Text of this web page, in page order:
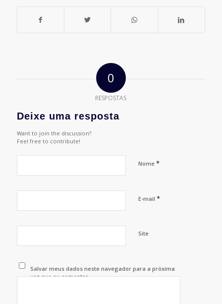
0
RESPOSTAS
Deixe uma resposta
Want to join the discussion?
Feel free to contribute!
Nome *
E-mail *
Site
Salvar meus dados neste navegador para a próxima
vez que eu comentar.